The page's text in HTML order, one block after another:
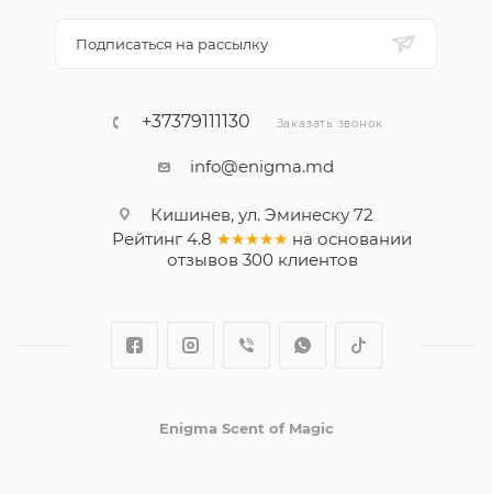
Подписаться на рассылку
+37379111130 Заказать звонок
info@enigma.md
Кишинев, ул. Эминеску 72
Рейтинг 4.8 ★★★★★ на основании
отзывов 300клиентов
Enigma Scent of Magic